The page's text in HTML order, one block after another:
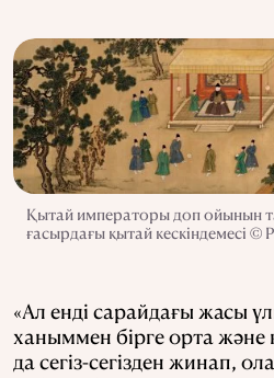
Қытай императоры доп ойынын
ғасырдағы қытай кескіндемесі ©
«Ал енді сарайдағы жасы
ханыммен бірге орта және
да сегіз-сегізден жинап,